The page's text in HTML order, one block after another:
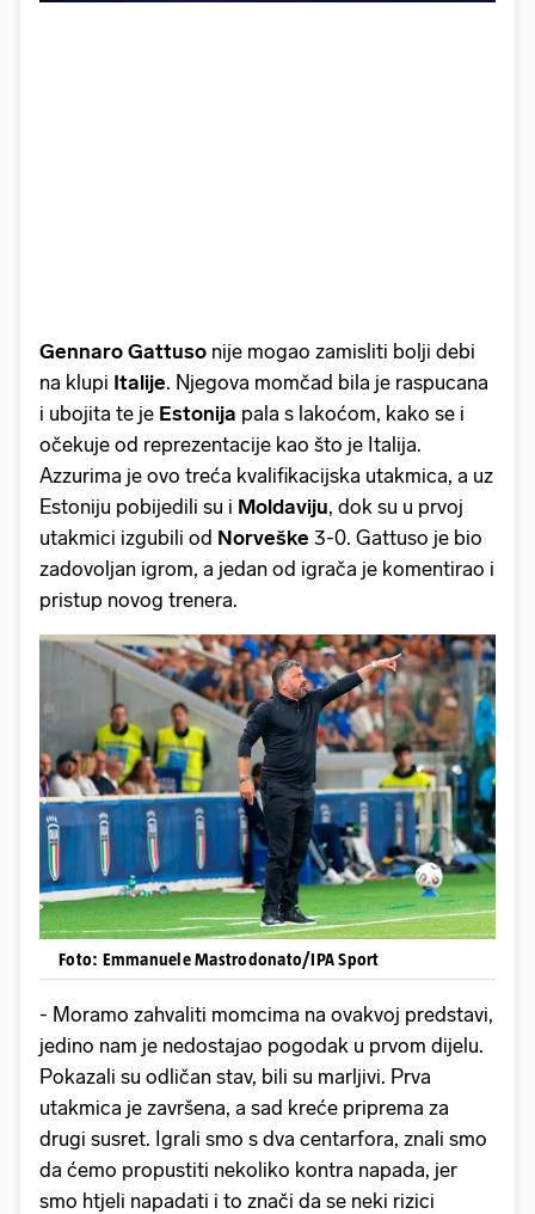
Gennaro Gattuso nije mogao zamisliti bolji debi
na klupi Italije. Njegova momčad bila je raspucana
i ubojita te je Estonija pala s lakoćom, kako se i
očekuje od reprezentacije kao što je Italija.
Azzurima je ovo treća kvalifikacijska utakmica, a uz
Estoniju pobijedili su i Moldaviju, dok su u prvoj
utakmici izgubili od Norveške 3-0. Gattuso je bio
zadovoljan igrom, a jedan od igrača je komentirao i
pristup novog trenera.
Foto: Emmanuele Mastrodonato/IPA Sport
- Moramo zahvaliti momcima na ovakvoj predstavi,
jedino nam je nedostajao pogodak u prvom dijelu.
Pokazali su odličan stav, bili su marljivi. Prva
utakmica je završena, a sad kreće priprema za
drugi susret. Igrali smo s dva centarfora, znali smo
da ćemo propustiti nekoliko kontra napada, jer
smo htjeli napadati i to znači da se neki rizici